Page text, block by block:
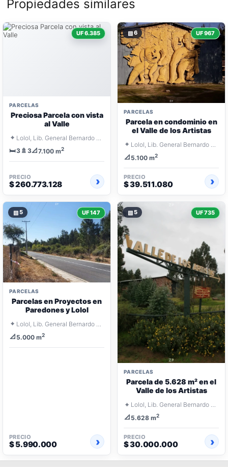
Propiedades similares
UF 6.385
PARCELAS
Preciosa Parcela con vista
al Valle
⌖
🛏️3 🚿 3📐7.100 m2
PRECIO
$ 260.773.128
▧6 UF 967
PARCELAS
Parcela en condominio en
el Valle de los Artistas
⌖
📐 5.100 m2
PRECIO
$ 39.511.080
▧5 UF 147
PARCELAS
Parcelas en Proyectos en
Paredones y Lolol
⌖
📐 5.000 m2
PRECIO
$ 5.990.000
▧5 UF 735
PARCELAS
Parcela de 5.628 m² en el
Valle de los Artistas
⌖
Lolol, Lib. General Bernardo O'Higgins
📐 5.628 m2
PRECIO
$ 30.000.000